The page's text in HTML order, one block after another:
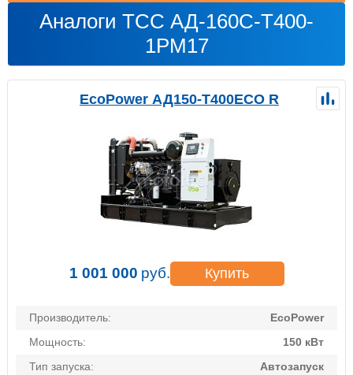
Аналоги ТСС АД-160С-Т400-
1РМ17
EcoPower АД150-T400ECO R
1 001 000 руб. Купить
Производитель:
EcoPower
Мощность:
150 кВт
Тип запуска:
Автозапуск